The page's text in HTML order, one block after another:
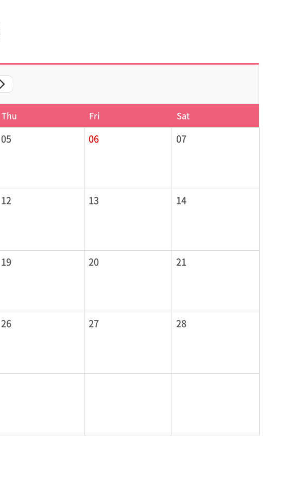
Thu Fri Sat
05 06 07
12 13 14
19 20 21
26 27 28